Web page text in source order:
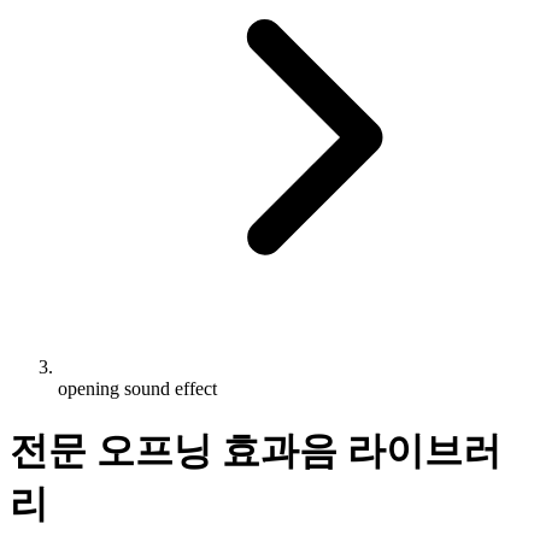
opening sound effect
전문 오프닝 효과음 라이브러
리